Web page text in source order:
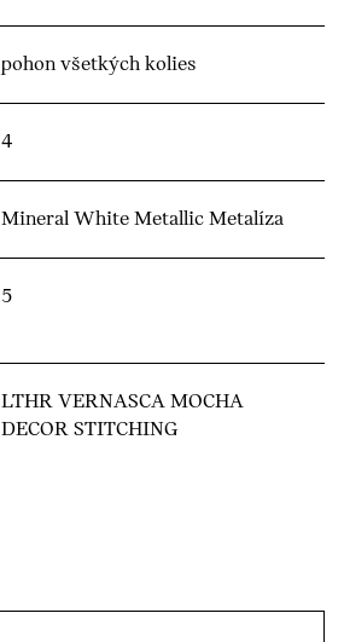
pohon všetkých kolies
4
Mineral White Metallic Metalíza
5
LTHR VERNASCA MOCHA
DECOR STITCHING